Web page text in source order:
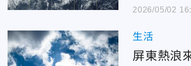
2026/05/02
生活
屏東熱浪